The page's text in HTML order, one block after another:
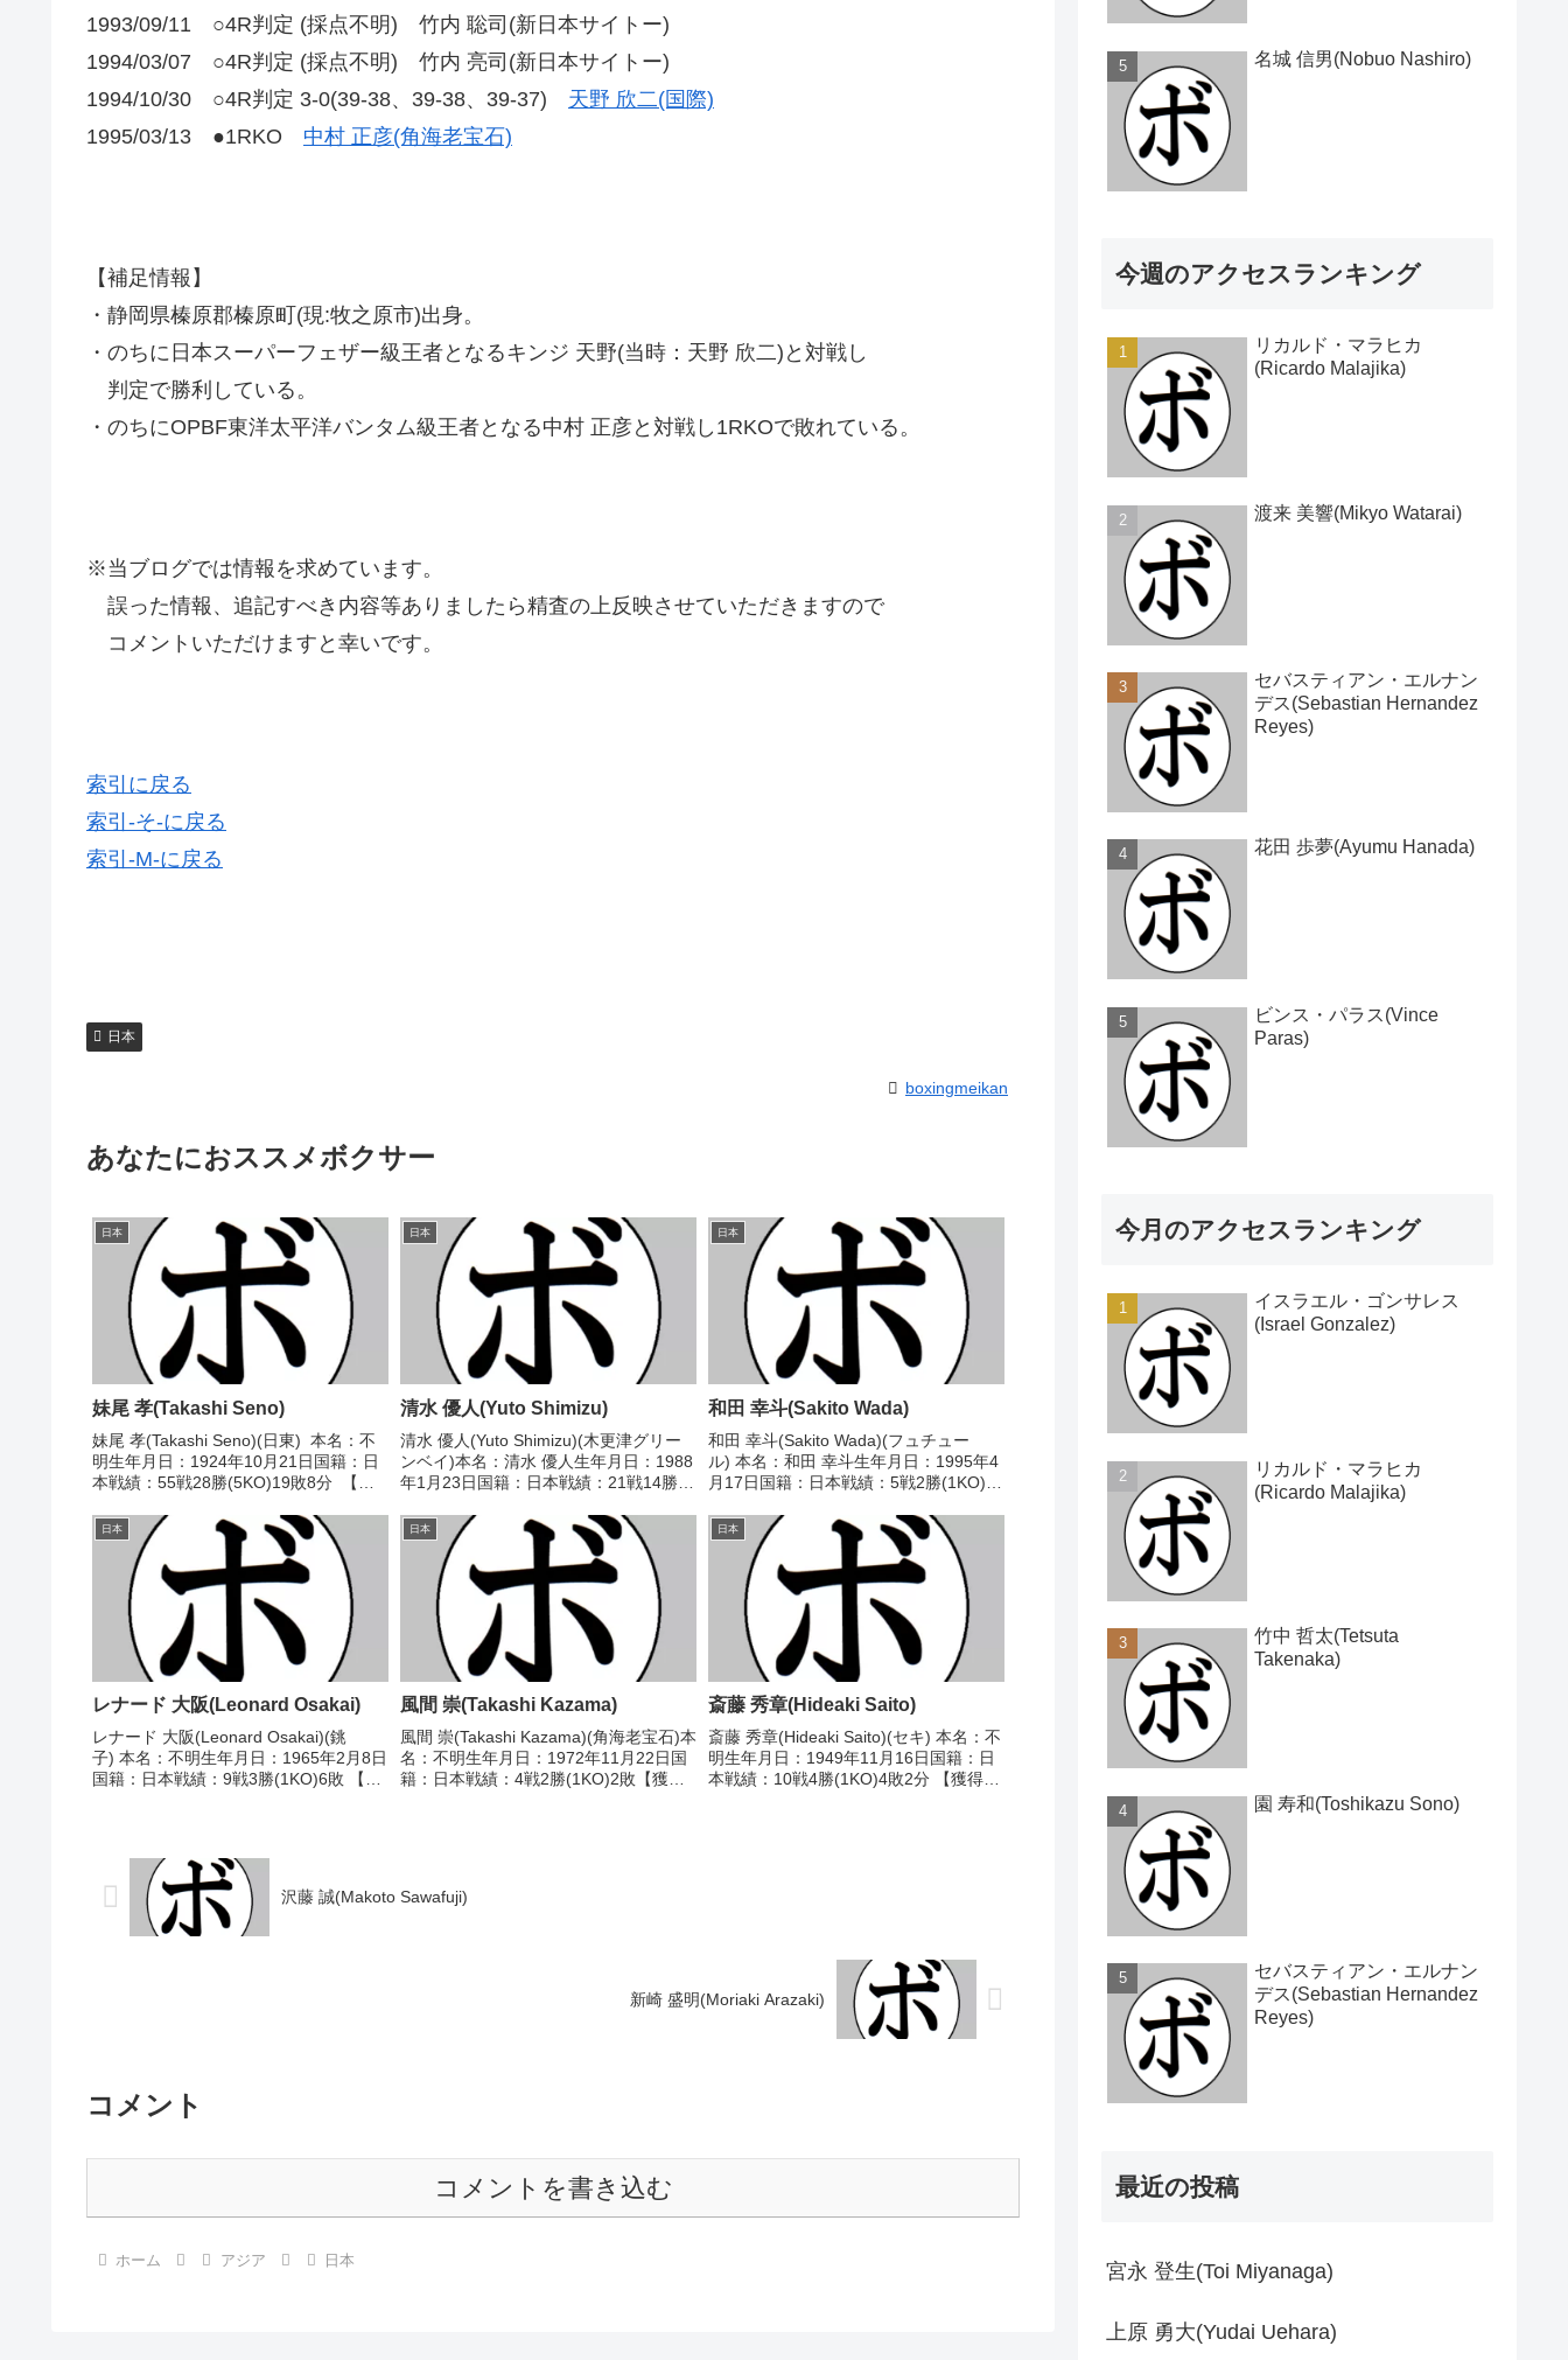
1993/09/11 ○4R判定 (採点不明) 竹内 聡司(新日本サイトー)
1994/03/07 ○4R判定 (採点不明) 竹内 亮司(新日本サイトー)
1994/10/30 ○4R判定 3-0(39-38、39-38、39-37) 天野 欣二(国際)
1995/03/13 ●1RKO 中村 正彦(角海老宝石)
【補足情報】
・静岡県榛原郡榛原町(現:牧之原市)出身。
・のちに日本スーパーフェザー級王者となるキンジ 天野(当時：天野 欣二)と対戦し
判定で勝利している。
・のちにOPBF東洋太平洋バンタム級王者となる中村 正彦と対戦し1RKOで敗れている。
※当ブログでは情報を求めています。
誤った情報、追記すべき内容等ありましたら精査の上反映させていただきますので
コメントいただけますと幸いです。
索引に戻る
索引-そ-に戻る
索引-M-に戻る
日本
boxingmeikan
あなたにおススメボクサー
日本
妹尾 孝(Takashi Seno)
妹尾 孝(Takashi Seno)(日東) 本名：不
明生年月日：1924年10月21日国籍：日
本戦績：55戦28勝(5KO)19敗8分 【獲
1943/09/15 ○4R判定 (採点不明) 水島
定男(所属ジ...
日本
清水 優人(Yuto Shimizu)
清水 優人(Yuto Shimizu)(木更津グリー
ンベイ)本名：清水 優人生年月日：1988
年1月23日国籍：日本戦績：21戦14勝
日本スーパーウェルター級最強挑戦者
【戦歴】2007/04/0...
日本
和田 幸斗(Sakito Wada)
和田 幸斗(Sakito Wada)(フュチュー
ル) 本名：和田 幸斗生年月日：1995年4
月17日国籍：日本戦績：5戦2勝(1KO)2
2018/02/18 ●4R判定 0-3(36-39、36-
40、...
日本
レナード 大阪(Leonard Osakai)
レナード 大阪(Leonard Osakai)(銚
子) 本名：不明生年月日：1965年2月8日
国籍：日本戦績：9戦3勝(1KO)6敗 【獲
日本
風間 崇(Takashi Kazama)
風間 崇(Takashi Kazama)(角海老宝石)本
名：不明生年月日：1972年11月22日国
籍：日本戦績：4戦2勝(1KO)2敗【獲得
日本
斎藤 秀章(Hideaki Saito)
斎藤 秀章(Hideaki Saito)(セキ) 本名：不
明生年月日：1949年11月16日国籍：日
本戦績：10戦4勝(1KO)4敗2分 【獲得タ
沢藤 誠(Makoto Sawafuji)
新崎 盛明(Moriaki Arazaki)
コメント
コメントを書き込む
ホーム アジア 日本
名城 信男(Nobuo Nashiro)
今週のアクセスランキング
リカルド・マラヒカ
(Ricardo Malajika)
渡来 美響(Mikyo Watarai)
セバスティアン・エルナン
デス(Sebastian Hernandez
Reyes)
花田 歩夢(Ayumu Hanada)
ビンス・パラス(Vince
Paras)
今月のアクセスランキング
イスラエル・ゴンサレス
(Israel Gonzalez)
リカルド・マラヒカ
(Ricardo Malajika)
竹中 哲太(Tetsuta
Takenaka)
園 寿和(Toshikazu Sono)
セバスティアン・エルナン
デス(Sebastian Hernandez
Reyes)
最近の投稿
宮永 登生(Toi Miyanaga)
上原 勇大(Yudai Uehara)